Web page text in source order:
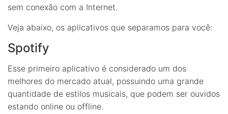
sem conexão com a Internet.
Veja abaixo, os aplicativos que separamos para você:
Spotify
Esse primeiro aplicativo é considerado um dos
melhores do mercado atual, possuindo uma grande
quantidade de estilos musicais, que podem ser ouvidos
estando online ou offline.